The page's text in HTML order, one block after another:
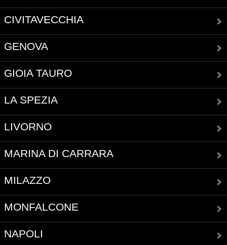
CIVITAVECCHIA
GENOVA
GIOIA TAURO
LA SPEZIA
LIVORNO
MARINA DI CARRARA
MILAZZO
MONFALCONE
NAPOLI